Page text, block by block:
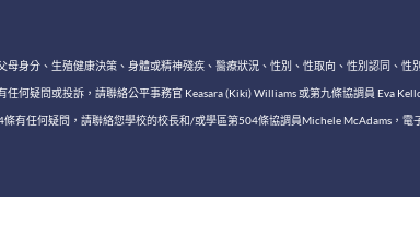
身分、生殖健康決策、身體或精神殘疾、醫療狀況、性別、性取向、性別認同、性
何疑問或投訴，請聯絡公平事務官 Keasara (Kiki) Williams 或第九條協調員 Eva
有任何疑問，請聯絡您學校的校長和/或學區第504條協調員Michele McAdams，電